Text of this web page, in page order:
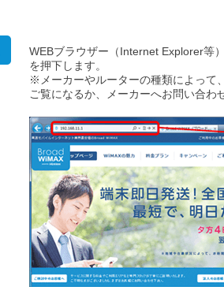
WEBブラウザー（Internet Explorer等
を押下します。
※メーカーやルーターの種類によって
ご覧になるか、メーカーへお問い合わ